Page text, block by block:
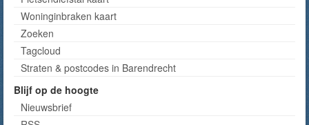
Woninginbraken kaart
Zoeken
Tagcloud
Straten & postcodes in Barendrecht
Blijf op de hoogte
Nieuwsbrief